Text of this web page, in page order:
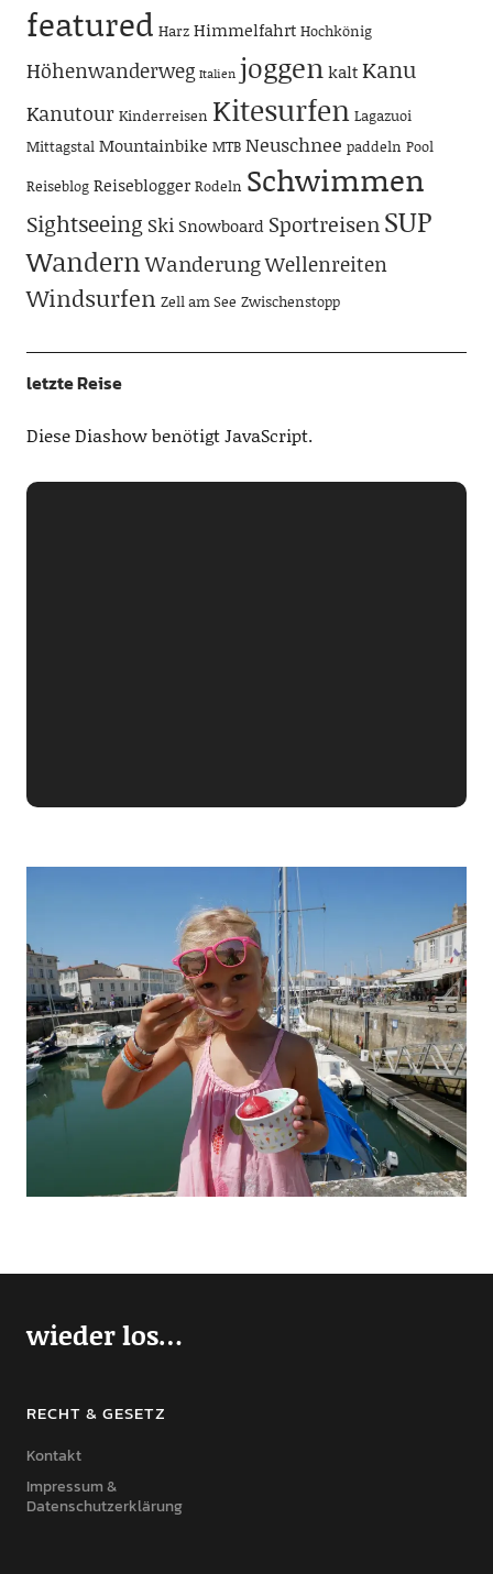
featured Harz Himmelfahrt Hochkönig
Höhenwanderweg Italien joggenkaltKanu
Kanutour Kinderreisen Kitesurfen Lagazuoi
Mittagstal Mountainbike MTB Neuschnee paddeln Pool
Reiseblog Reiseblogger Rodeln Schwimmen
Sightseeing SkiSnowboard SportreisenSUP
WandernWanderungWellenreiten
Windsurfen Zell am See Zwischenstopp
letzte Reise
Diese Diashow benötigt JavaScript.
wieder los…
RECHT & GESETZ
Kontakt
Impressum &
Datenschutzerklärung